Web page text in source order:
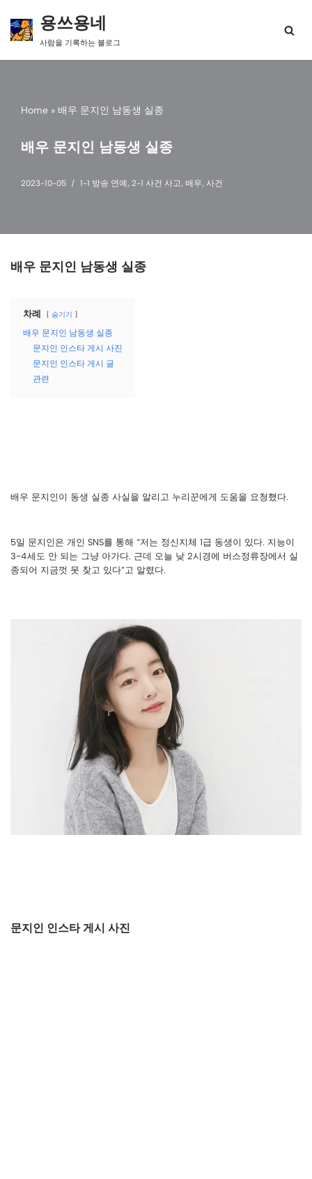
콘
용쓰용네
사람을 기록하는 블로그
Home » 배우 문지인 남동생 실종
배우 문지인 남동생 실종
2023-10-05 1-1 방송 연예 , 2-1 사건 사고, 배우, 사건
배우 문지인 남동생 실종
차례 숨기기
배우 문지인 남동생 실종
문지인 인스타 게시 사진
문지인 인스타 게시 글
관련
배우 문지인이 동생 실종 사실을 알리고 누리꾼에게 도움을 요청했다.
5일 문지인은 개인 SNS를 통해 “저는 정신지체 1급 동생이 있다. 지능이
3~4세도 안 되는 그냥 아가다. 근데 오늘 낮 2시경에 버스정류장에서 실
종되어 지금껏 못 찾고 있다”고 알렸다.
문지인 인스타 게시 사진